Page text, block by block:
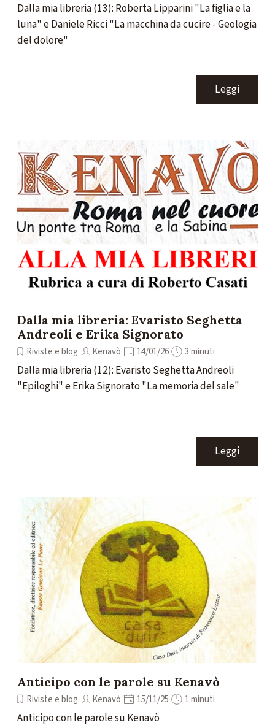
Dalla mia libreria (13): Roberta Lipparini "La figlia e la
luna" e Daniele Ricci "La macchina da cucire - Geologia
del dolore"
Leggi
Dalla mia libreria: Evaristo Seghetta
Andreoli e Erika Signorato
Riviste e blog Kenavò 14/01/26 3 minuti
Dalla mia libreria (12): Evaristo Seghetta Andreoli
"Epiloghi" e Erika Signorato "La memoria del sale"
Leggi
Anticipo con le parole su Kenavò
Riviste e blog Kenavò 15/11/25 1 minuti
Anticipo con le parole su Kenavò